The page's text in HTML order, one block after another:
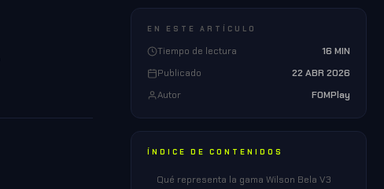
EN ESTE ARTÍCULO
Tiempo de lectura
16 MIN
Publicado
22 ABR 2026
Autor
FOMPlay
ÍNDICE DE CONTENIDOS
Qué representa la gama Wilson Bela V3